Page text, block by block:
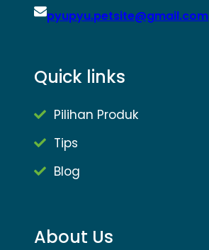
pyupyu.petsite@gmail.com
Quick links
Pilihan Produk
Tips
Blog
About Us